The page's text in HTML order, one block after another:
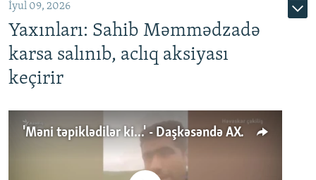
İyul 09, 2026
Yaxınları: Sahib Məmmədzadə
karsa salınıb, aclıq aksiyası
keçirir
'Məni təpiklədilər ki...' - Daşkəsəndə AXCP fəalının yaxınları onun həbsinə etiraz edirlər